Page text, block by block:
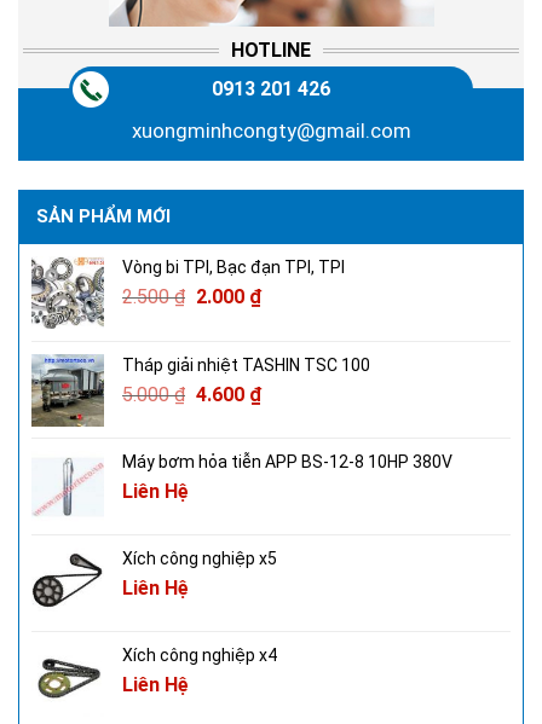
HOTLINE
0913 201 426
xuongminhcongty@gmail.com
SẢN PHẨM MỚI
Vòng bi TPI, Bạc đạn TPI, TPI
2.500₫ 2.000 ₫
Tháp giải nhiệt TASHIN TSC 100
5.000₫ 4.600 ₫
Máy bơm hỏa tiễn APP BS-12-8 10HP 380V
Liên Hệ
Xích công nghiệp x5
Liên Hệ
Xích công nghiệp x4
Liên Hệ